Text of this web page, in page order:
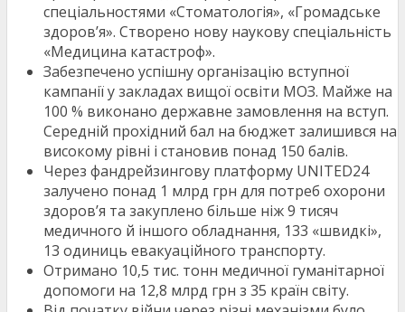
спеціальностями «Стоматологія», «Громадське
здоров’я». Створено нову наукову спеціальність
«Медицина катастроф».
Забезпечено успішну організацію вступної
кампанії у закладах вищої освіти МОЗ. Майже на
100 % виконано державне замовлення на вступ.
Середній прохідний бал на бюджет залишився на
високому рівні і становив понад 150 балів.
Через фандрейзингову платформу UNITED24
залучено понад 1 млрд грн для потреб охорони
здоров’я та закуплено більше ніж 9 тисяч
медичного й іншого обладнання, 133 «швидкі»,
13 одиниць евакуаційного транспорту.
Отримано 10,5 тис. тонн медичної гуманітарної
допомоги на 12,8 млрд грн з 35 країн світу.